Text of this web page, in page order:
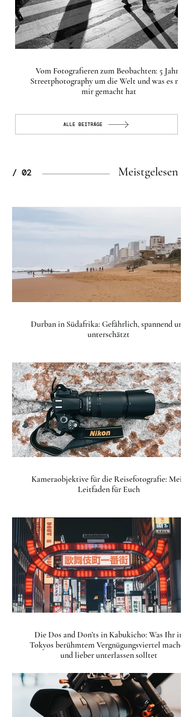
Vom Fotografieren zum Beobachten: 5 Jahre
Streetphotography um die Welt und was es mit
mir gemacht hat
ALLE BEITRÄGE
/ 02 Meistgelesen
Durban in Südafrika: Gefährlich, spannend und
unterschätzt
Kameraobjektive für die Reisefotografie: Mein
Leitfaden für Euch
Die Dos and Don’ts in Kabukicho: Was Ihr in
Tokyos berühmtem Vergnügungsviertel machen
und lieber unterlassen solltet